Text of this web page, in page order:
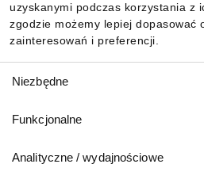
uzyskanymi podczas korzystania z
zgodzie możemy lepiej dopasować
zainteresowań i preferencji.
zgody
Niezbędne
Funkcjonalne
Analityczne / wydajnościowe